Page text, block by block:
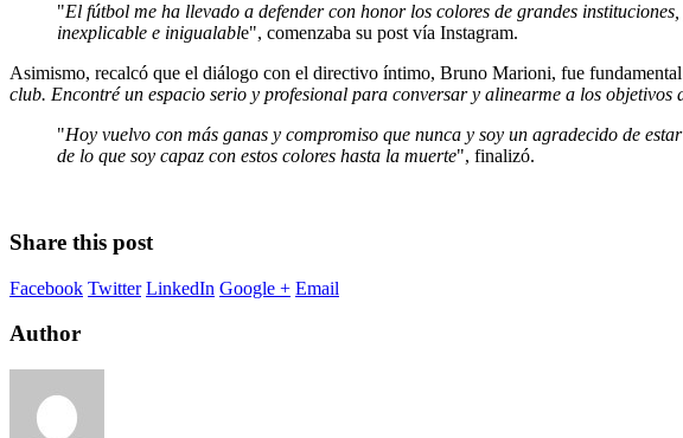
"El fútbol me ha llevado a defender con honor los colores de grandes
inexplicable e inigualable", comenzaba su post vía Instagram.
Asimismo, recalcó que el diálogo con el directivo íntimo, Bruno Marioni, fue
club. Encontré un espacio serio y profesional para conversar y alinearme a los objetivos
"Hoy vuelvo con más ganas y compromiso que nunca y soy un agradecido de
de lo que soy capaz con estos colores hasta la muerte", finalizó.
Share this post
Facebook Twitter LinkedIn Google + Email
Author